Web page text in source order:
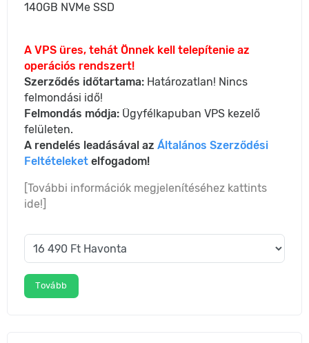
140GB NVMe SSD
A VPS üres, tehát Önnek kell telepítenie az
operációs rendszert!
Szerződés időtartama: Határozatlan! Nincs
felmondási idő!
Felmondás módja: Ügyfélkapuban VPS kezelő
felületen.
A rendelés leadásával azÁltalános Szerződési
Feltételeket elfogadom!
[További információk megjelenítéséhez kattints
ide!]
Tovább